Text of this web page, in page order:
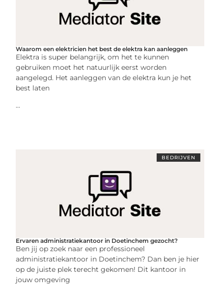
Waarom een elektricien het best de elektra kan aanleggen
Elektra is super belangrijk, om het te kunnen
gebruiken moet het natuurlijk eerst worden
aangelegd. Het aanleggen van de elektra kun je het
best laten
...
BEDRIJVEN
Ervaren administratiekantoor in Doetinchem gezocht?
Ben jij op zoek naar een professioneel
administratiekantoor in Doetinchem? Dan ben je hier
op de juiste plek terecht gekomen! Dit kantoor in
jouw omgeving